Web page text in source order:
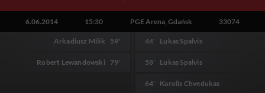
6.06.2014 15:30 PGE Arena, Gdańsk 33074
Arkadiusz Milik 59'
Robert Lewandowski 79'
Lukas Spalvis
44'
Lukas Spalvis
58'
Karolis Chvedukas
64'